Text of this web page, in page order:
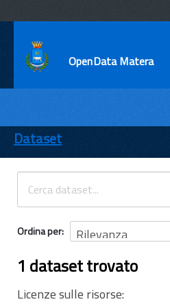
OpenData Matera
ENTI
TEMI
INFORMAZIONI
Dataset
Ordina per
1 dataset trovato
Licenze sulle risorse: